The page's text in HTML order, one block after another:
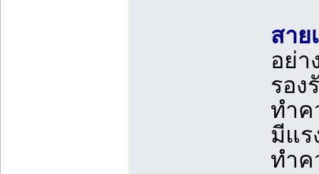
สาย
อย่า
รอง
ทำค
มีแร
ทำค